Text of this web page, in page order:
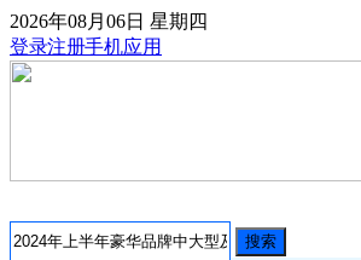
2026年08月06日 星期四
登录注册手机应用
搜索